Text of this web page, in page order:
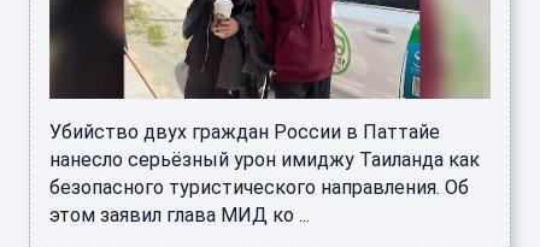
Убийство двух граждан России в Паттайе
нанесло серьёзный урон имиджу Таиланда как
безопасного туристического направления. Об
этом заявил глава МИД ко ...